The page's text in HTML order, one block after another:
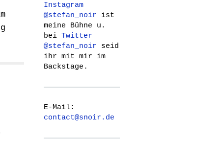
Instagram
@stefan_noir ist
meine Bühne u.
bei Twitter
@stefan_noir seid
ihr mit mir im
Backstage.
E-Mail:
contact@snoir.de